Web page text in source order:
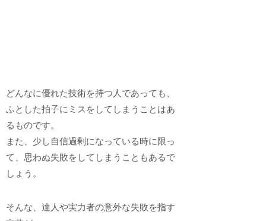
どんなに優れた技術を持つ人であっても、
ふとした拍子にミスをしてしまうことはあ
るものです。
また、少し自信過剰になっている時に限っ
て、思わぬ失敗をしてしまうこともあるで
しょう。
そんな、達人や実力者の意外な失敗を指す